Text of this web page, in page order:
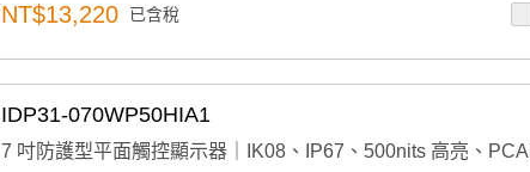
21.5 吋 LED 背光液晶面板：畫質細膩，節能耐用
請於下方加購變壓器&電源線
NT$13,220 已含稅
IDP31-070WP50HIA1
7 吋防護型平面觸控顯示器｜IK08、IP67、500nits 高亮、